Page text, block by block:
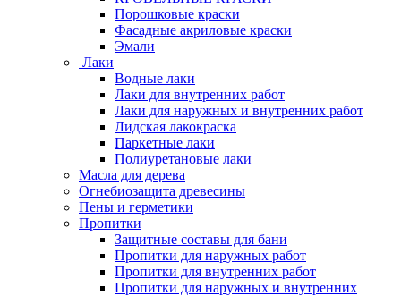
Порошковые краски
Фасадные акриловые краски
Эмали
Лаки
Водные лаки
Лаки для внутренних работ
Лаки для наружных и внутренних работ
Лидская лакокраска
Паркетные лаки
Полиуретановые лаки
Масла для дерева
Огнебиозащита древесины
Пены и герметики
Пропитки
Защитные составы для бани
Пропитки для наружных работ
Пропитки для внутренних работ
Пропитки для наружных и внутренних